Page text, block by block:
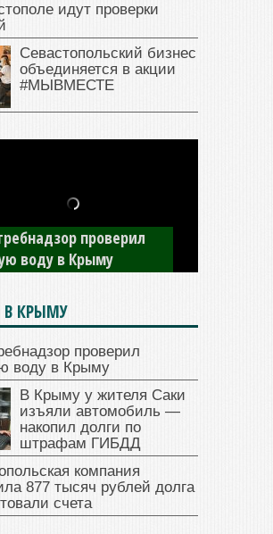
идут проверки
Севастопольский бизнес
объединяется в акции
#МЫВМЕСТЕ
у жителя Саки
автомобиль —
долги по штрафам
В КРЫМУ
проверил
воду в Крыму
В Крыму у жителя Саки
изъяли автомобиль —
накопил долги по
штрафам ГИБДД
компания
877 тысяч рублей долга
счета